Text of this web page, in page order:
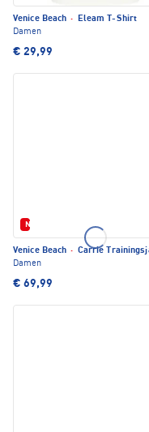
Venice Beach ·
Eleam T-Shirt
Damen
€ 29,99
Neu
Venice Beach · Carrie
Damen
€ 69,99